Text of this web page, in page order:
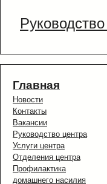
Главная
Новости
Контакты
Вакансии
Руководство центра
Услуги центра
Отделения центра
Профилактика
домашнего насилия